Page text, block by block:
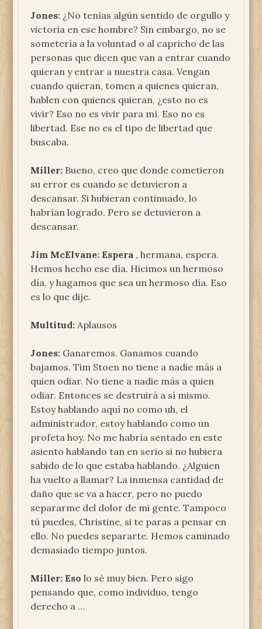
Jones: ¿No tenías algún sentido de orgullo y
victoria en ese hombre? Sin embargo, no se
sometería a la voluntad o al capricho de las
personas que dicen que van a entrar cuando
quieran y entrar a nuestra casa. Vengan
cuando quieran, tomen a quienes quieran,
hablen con quienes quieran, ¿esto no es
vivir? Eso no es vivir para mí. Eso no es
libertad. Ese no es el tipo de libertad que
buscaba.
Miller: Bueno, creo que donde cometieron
su error es cuando se detuvieron a
descansar. Si hubieran continuado, lo
habrían logrado. Pero se detuvieron a
descansar.
Jim McElvane: Espera , hermana, espera.
Hemos hecho ese día. Hicimos un hermoso
día, y hagamos que sea un hermoso día. Eso
es lo que dije.
Multitud: Aplausos
Jones: Ganaremos. Ganamos cuando
bajamos. Tim Stoen no tiene a nadie más a
quien odiar. No tiene a nadie más a quien
odiar. Entonces se destruirá a sí mismo.
Estoy hablando aquí no como uh, el
administrador, estoy hablando como un
profeta hoy. No me habría sentado en este
asiento hablando tan en serio si no hubiera
sabido de lo que estaba hablando. ¿Alguien
ha vuelto a llamar? La inmensa cantidad de
daño que se va a hacer, pero no puedo
separarme del dolor de mi gente. Tampoco
tú puedes, Christine, si te paras a pensar en
ello. No puedes separarte. Hemos caminado
demasiado tiempo juntos.
Miller: Eso lo sé muy bien. Pero sigo
pensando que, como individuo, tengo
derecho a …